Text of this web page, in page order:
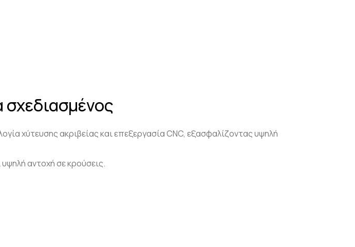
χύτευσης ακριβείας και επεξεργασία CNC, εξασφαλίζοντας υψηλή
υψηλή αντοχή σε κρούσεις.